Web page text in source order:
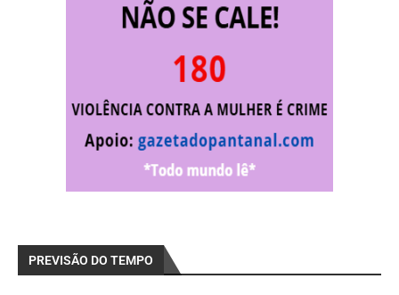
PREVISÃO DO TEMPO